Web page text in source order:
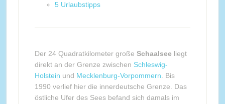
5 Urlaubstipps
Der 24 Quadratkilometer große Schaalsee liegt
direkt an der Grenze zwischen Schleswig-
Holstein und Mecklenburg-Vorpommern . Bis
1990 verlief hier die innerdeutsche Grenze. Das
östliche Ufer des Sees befand sich damals im